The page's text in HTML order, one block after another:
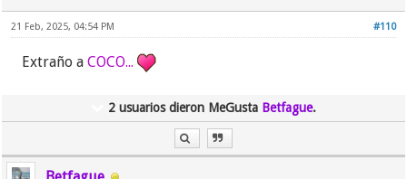
#110
21 Feb, 2025, 04:54 PM
Extraño aCOCO...
2 usuarios dieron MeGusta Betfague.